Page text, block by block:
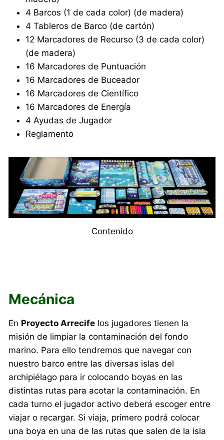
4 Barcos (1 de cada color) (de madera)
4 Tableros de Barco (de cartón)
12 Marcadores de Recurso (3 de cada color)
(de madera)
16 Marcadores de Puntuación
16 Marcadores de Buceador
16 Marcadores de Científico
16 Marcadores de Energía
4 Ayudas de Jugador
Reglamento
Contenido
Mecánica
En Proyecto Arrecife los jugadores tienen la
misión de limpiar la contaminación del fondo
marino. Para ello tendremos que navegar con
nuestro barco entre las diversas islas del
archipiélago para ir colocando boyas en las
distintas rutas para acotar la contaminación. En
cada turno el jugador activo deberá escoger entre
viajar o recargar. Si viaja, primero podrá colocar
una boya en una de las rutas que salen de la isla